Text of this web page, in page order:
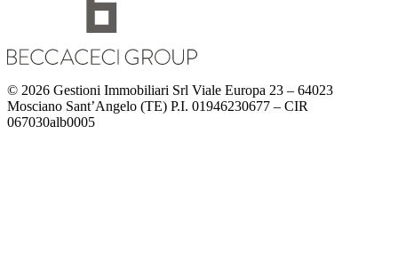
© 2026 Gestioni Immobiliari Srl Viale Europa 23 – 64023
Mosciano Sant’Angelo (TE) P.I. 01946230677 – CIR
067030alb0005